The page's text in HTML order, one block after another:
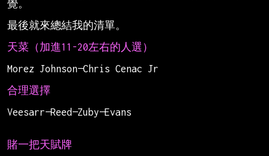
Morez Johnson—Chris Cenac Jr
賭一把天賦牌